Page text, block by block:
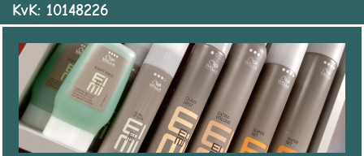
KvK: 10148226